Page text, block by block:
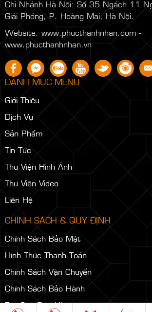
Chi Nhánh Hà Nội: Số 35 Ngách 11
Giải Phóng, P. Hoàng Mai, Hà Nội.
Website: www.phucthanhnhan.com -
www.phucthanhnhan.vn
DANH MỤC MENU
Giới Thiệu
Dịch Vụ
Sản Phẩm
Tin Tức
Thư Viện Hình Ảnh
Thư Viện Video
Liên Hệ
CHÍNH SÁCH & QUY ĐỊNH
Chính Sách Bảo Mật
Hình Thức Thanh Toán
Chính Sách Vận Chuyển
Chính Sách Bảo Hành
Tra Cứu Đơn Hàng